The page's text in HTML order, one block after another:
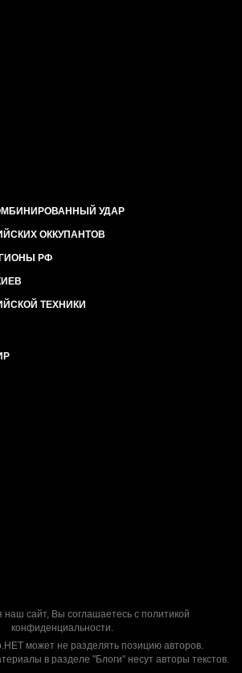
УДАР
ОККУПАНТОВ
РФ
ТЕХНИКИ
наш сайт, Вы соглашаетесь с политикой
конфиденциальности.
может не разделять позицию авторов.
в разделе "Блоги" несут авторы текстов.